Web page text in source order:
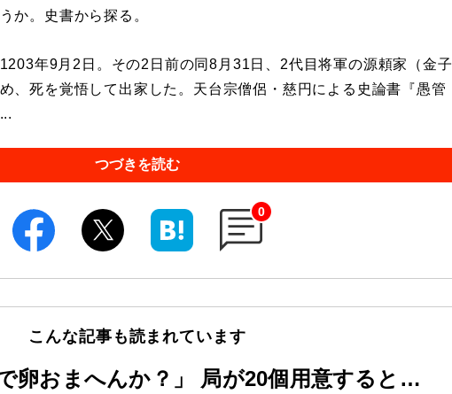
か。史書から探る。
年9月2日。その2日前の同8月31日、2代目将軍の源頼家（金子
、死を覚悟して出家した。天台宗僧侶・慈円による史論書『愚管
つづきを読む
0
こんな記事も読まれています
卵おまへんか？」 局が20個用意すると…